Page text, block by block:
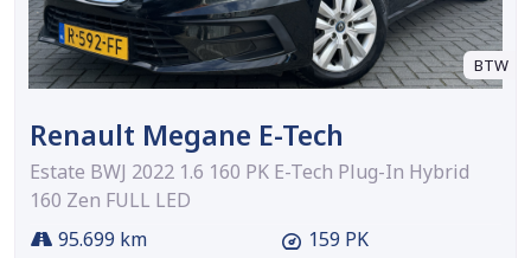
BTW
Renault Megane E-Tech
Estate BWJ 2022 1.6 160 PK E-Tech Plug-In Hybrid
160 Zen FULL LED
95.699 km
159 PK